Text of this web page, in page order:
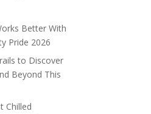
Better With
Pride 2026
to Discover
Beyond This
Chilled